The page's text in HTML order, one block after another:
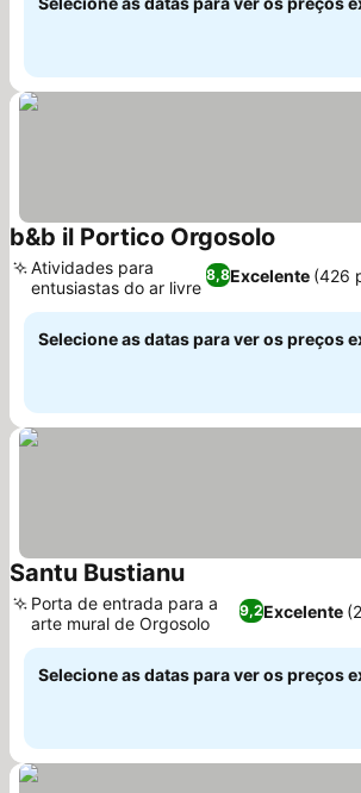
b&b il Portico Orgosolo
8,8Excelente (426
Atividades para
entusiastas do ar livre
Selecione as datas para ver os preços
Santu Bustianu
9,2Excelente
Porta de entrada para a
arte mural de Orgosolo
Selecione as datas para ver os preços